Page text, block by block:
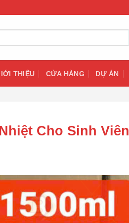
THIỆU CỬA HÀNG DỰ ÁN
Cho Sinh Viên